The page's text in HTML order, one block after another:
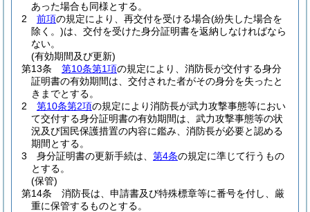
あった場合も同様とする。
2
前項の規定により、再交付を受ける場合(紛失した場合を
除く。)は、交付を受けた身分証明書を返納しなければなら
ない。
(有効期間及び更新)
第13条
第10条第1項の規定により、消防長が交付する身分
証明書の有効期間は、交付された者がその身分を失ったと
きまでとする。
2
第10条第2項の規定により消防長が武力攻撃事態等におい
て交付する身分証明書の有効期間は、武力攻撃事態等の状
況及び国民保護措置の内容に鑑み、消防長が必要と認める
期間とする。
3
身分証明書の更新手続は、 第4条の規定に準じて行うもの
とする。
(保管)
第14条
消防長は、申請書及び特殊標章等に番号を付し、厳
重に保管するものとする。